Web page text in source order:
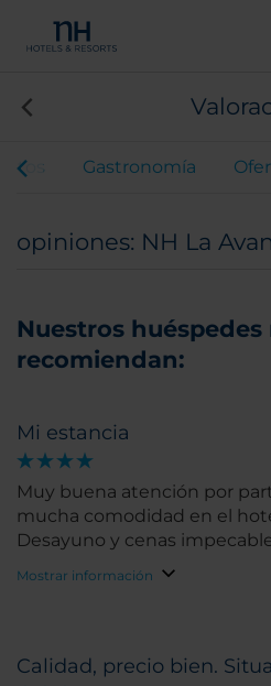
Gastronomía
opiniones: NH La
Nuestros huéspedes
recomiendan:
Mi estancia
Muy buena atención por
mucha comodidad en el
Desayuno y cenas
Mostrar información
Calidad, precio bien.